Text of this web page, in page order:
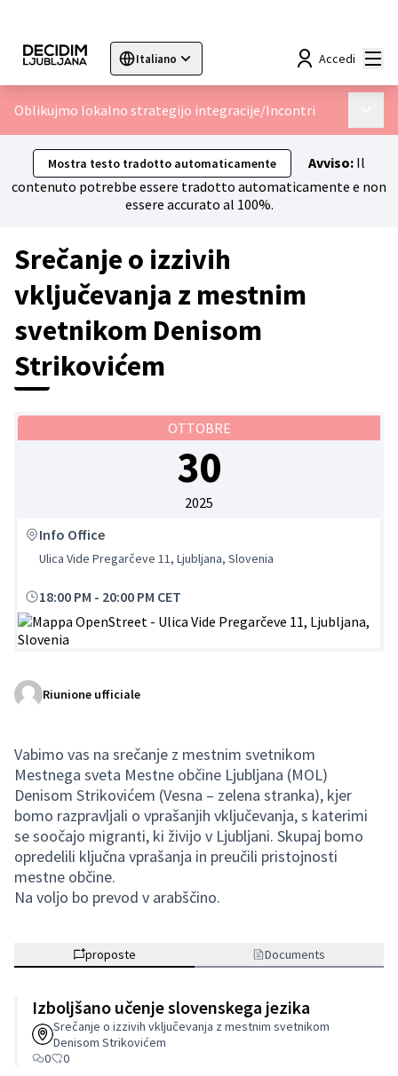
Italiano
Sprache wählen Choisir la langue
Accedi
Oblikujmo lokalno strategijo integracije/Incontri
Mostra testo tradotto automaticamente Avviso: Il
contenuto potrebbe essere tradotto automaticamente e non
essere accurato al 100%.
Srečanje o izzivih
vključevanja z mestnim
svetnikom Denisom
Strikovićem
OTTOBRE
30
2025
Info Office
Ulica Vide Pregarčeve 11, Ljubljana, Slovenia
18:00 PM - 20:00 PM CET
Riunione ufficiale
Vabimo vas na srečanje z mestnim svetnikom
Mestnega sveta Mestne občine Ljubljana (MOL)
Denisom Strikovićem (Vesna – zelena stranka), kjer
bomo razpravljali o vprašanjih vključevanja, s katerimi
se soočajo migranti, ki živijo v Ljubljani. Skupaj bomo
opredelili ključna vprašanja in preučili pristojnosti
mestne občine.
Na voljo bo prevod v arabščino.
proposte Documents
Izboljšano učenje slovenskega jezika
Srečanje o izzivih vključevanja z mestnim svetnikom
Denisom Strikovićem
0
0